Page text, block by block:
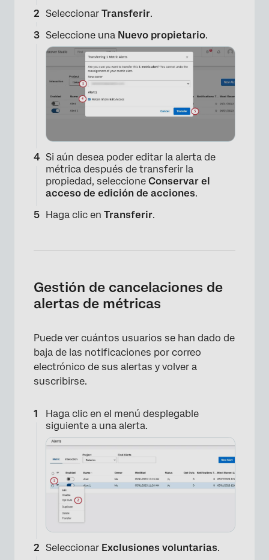
Seleccionar Transferir.
Seleccione una Nuevo propietario.
×
Si aún desea poder editar la alerta de
métrica después de transferir la
propiedad, seleccione Conservar el
acceso de edición de acciones.
Haga clic en Transferir.
Gestión de cancelaciones de
alertas de métricas
Puede ver cuántos usuarios se han dado de
baja de las notificaciones por correo
electrónico de sus alertas y volver a
suscribirse.
Haga clic en el menú desplegable
siguiente a una alerta.
Seleccionar Exclusiones voluntarias.